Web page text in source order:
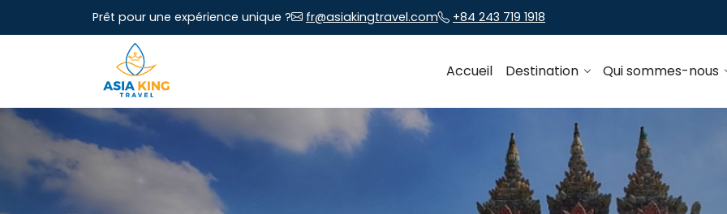
Prêt pour une expérience unique ? fr@asiakingtravel.com +84 243 719 1918
Accueil Destination Qui sommes-nous